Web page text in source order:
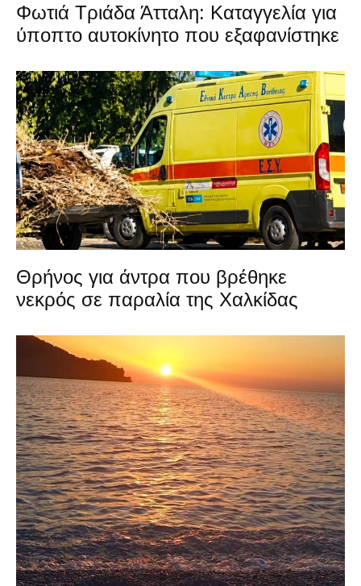
Φωτιά Τριάδα Άτταλη: Καταγγελία για
ύποπτο αυτοκίνητο που εξαφανίστηκε
Θρήνος για άντρα που βρέθηκε
νεκρός σε παραλία της Χαλκίδας